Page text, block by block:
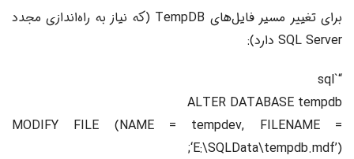
برای تغییر مسیر فایل‌های TempDB (که نیاز به راه‌اندازی مجدد
SQL Server دارد):
“`sql
ALTER DATABASE tempdb
MODIFY FILE (NAME = tempdev, FILENAME =
‘E:\SQLData\tempdb.mdf’);